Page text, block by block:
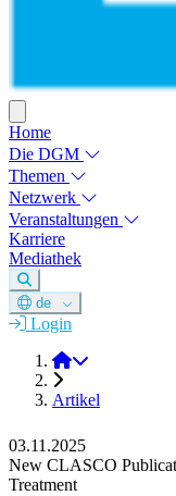
Home
Die DGM
Themen
Netzwerk
Veranstaltungen
Karriere
Mediathek
de
Login
DGM e.V.
Artikel
03.11.2025
New CLASCO
Treatment